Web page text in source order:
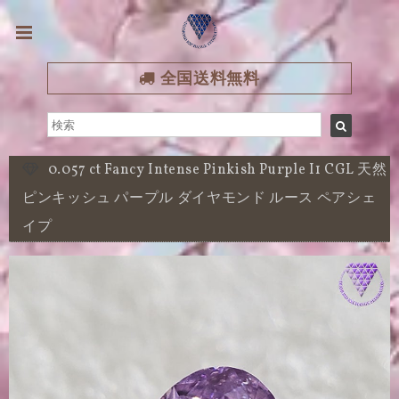
全国送料無料
0.057 ct Fancy Intense Pinkish Purple I1 CGL 天然
ピンキッシュ パープル ダイヤモンド ルース ペアシェ
イプ